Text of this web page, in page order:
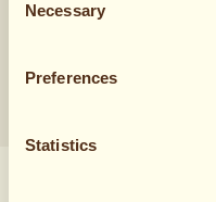
Selection
Necessary
Preferences
Statistics